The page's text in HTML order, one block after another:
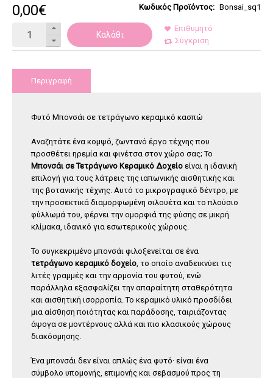
0,00€
Κωδικός Προϊόντος: Bonsai_sq1
Καλάθι
Επιθυμητό
Σύγκριση
Περιγραφή
Φυτό Μπονσάι σε τετράγωνο κεραμικό κασπώ
Αναζητάτε ένα κομψό, ζωντανό έργο τέχνης που
προσθέτει ηρεμία και φινέτσα στον χώρο σας; Το
Μπονσάι σε Τετράγωνο Κεραμικό Δοχείο είναι η ιδανική
επιλογή για τους λάτρεις της ιαπωνικής αισθητικής και
της βοτανικής τέχνης. Αυτό το μικρογραφικό δέντρο, με
την προσεκτικά διαμορφωμένη σιλουέτα και το πλούσιο
φύλλωμά του, φέρνει την ομορφιά της φύσης σε μικρή
κλίμακα, ιδανικό για εσωτερικούς χώρους.
Το συγκεκριμένο μπονσάι φιλοξενείται σε ένα
τετράγωνο κεραμικό δοχείο, το οποίο αναδεικνύει τις
λιτές γραμμές και την αρμονία του φυτού, ενώ
παράλληλα εξασφαλίζει την απαραίτητη σταθερότητα
και αισθητική ισορροπία. Το κεραμικό υλικό προσδίδει
μια αίσθηση ποιότητας και παράδοσης, ταιριάζοντας
άψογα σε μοντέρνους αλλά και πιο κλασικούς χώρους
διακόσμησης.
Ένα μπονσάι δεν είναι απλώς ένα φυτό· είναι ένα
σύμβολο υπομονής, επιμονής και σεβασμού προς τη